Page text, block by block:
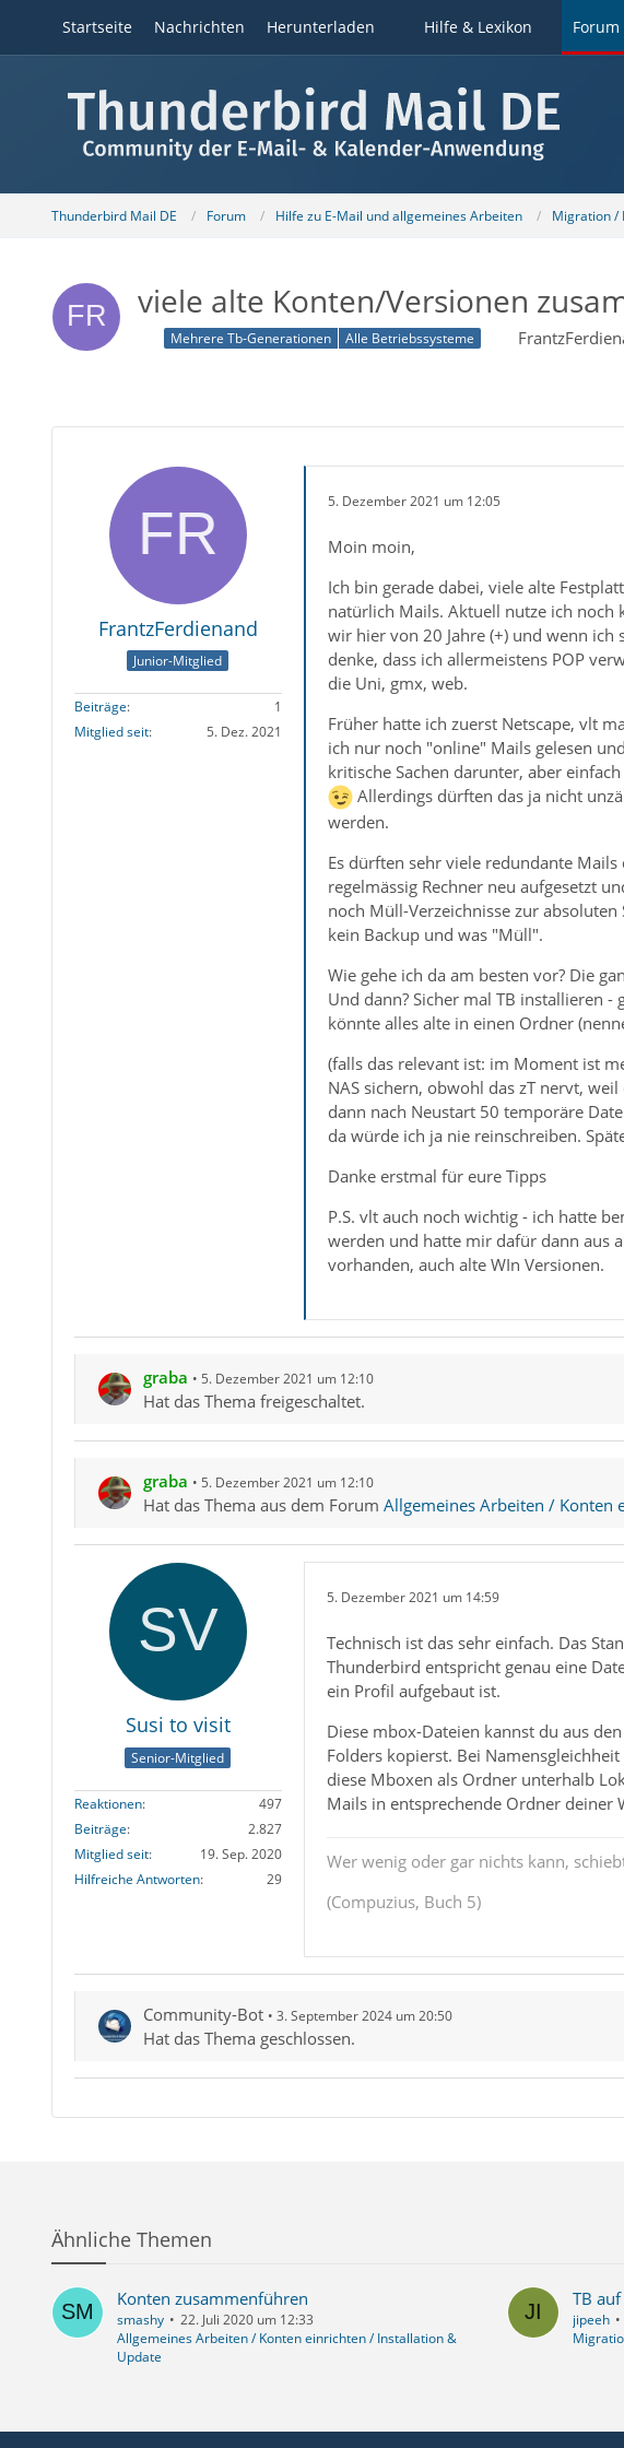
Startseite Nachrichten Herunterladen Hilfe & Lexikon Forum
Thunderbird Mail DE Forum Hilfe zu E-Mail und allgemeines Arbeiten Migration /
viele alte Konten/Versionen
Mehrere Tb-Generationen Alle Betriebssysteme
FrantzFerdienand
Junior-Mitglied
Beiträge
1
Mitglied seit
5. Dez. 2021
5. Dezember 2021 um 12:05
Moin moin,
Ich bin gerade dabei, viele alte
natürlich Mails. Aktuell nutze ich noch
wir hier von 20 Jahre (+) und wenn
denke, dass ich allermeistens POP
die Uni, gmx, web.
Früher hatte ich zuerst Netscape, vlt
ich nur noch "online" Mails gelesen
kritische Sachen darunter, aber
Allerdings dürften das ja nicht
werden.
Es dürften sehr viele redundante
regelmässig Rechner neu aufgesetzt
noch Müll-Verzeichnisse zur
kein Backup und was "Müll".
Wie gehe ich da am besten vor? Die
Und dann? Sicher mal TB installieren
könnte alles alte in einen Ordner
(falls das relevant ist: im Moment ist
NAS sichern, obwohl das zT nervt,
dann nach Neustart 50 temporäre
da würde ich ja nie reinschreiben.
Danke erstmal für eure Tipps
P.S. vlt auch noch wichtig - ich hatte
werden und hatte mir dafür dann aus
vorhanden, auch alte WIn Versionen.
graba 5. Dezember 2021 um 12:10
Hat das Thema freigeschaltet.
graba 5. Dezember 2021 um 12:10
Hat das Thema aus dem Forum Allgemeines Arbeiten / Konten
Susi to visit
Senior-Mitglied
Reaktionen
497
Beiträge
2.827
Mitglied seit
19. Sep. 2020
Hilfreiche Antworten
29
5. Dezember 2021 um 14:59
Technisch ist das sehr einfach. Das
Thunderbird entspricht genau eine
ein Profil aufgebaut ist.
Diese mbox-Dateien kannst du aus
Folders kopierst. Bei
diese Mboxen als Ordner unterhalb
Mails in entsprechende Ordner deiner
Wer wenig oder gar nichts kann,
(Compuzius, Buch 5)
Community-Bot 3. September 2024 um 20:50
Hat das Thema geschlossen.
Ähnliche Themen
Konten zusammenführen
smashy
22. Juli 2020 um 12:33
Allgemeines Arbeiten / Konten einrichten / Installation &
Update
jipeeh